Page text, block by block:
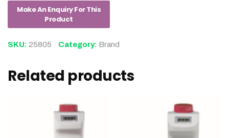
SKU: 25805 Category: Brand
Related products